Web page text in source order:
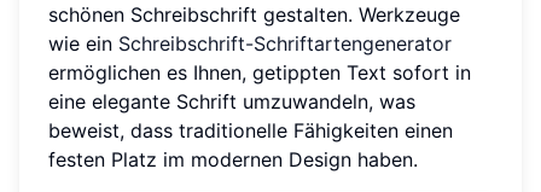
schönen Schreibschrift gestalten. Werkzeuge
wie ein Schreibschrift-Schriftartengenerator
ermöglichen es Ihnen, getippten Text sofort in
eine elegante Schrift umzuwandeln, was
beweist, dass traditionelle Fähigkeiten einen
festen Platz im modernen Design haben.